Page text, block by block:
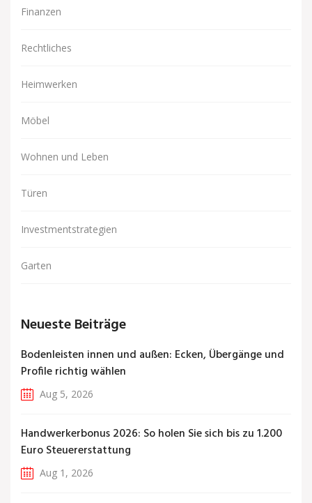
Finanzen
Rechtliches
Heimwerken
Möbel
Wohnen und Leben
Türen
Investmentstrategien
Garten
Neueste Beiträge
Bodenleisten innen und außen: Ecken, Übergänge und
Profile richtig wählen
Aug 5, 2026
Handwerkerbonus 2026: So holen Sie sich bis zu 1.200
Euro Steuererstattung
Aug 1, 2026